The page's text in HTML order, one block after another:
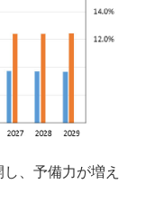
、予備力が増え